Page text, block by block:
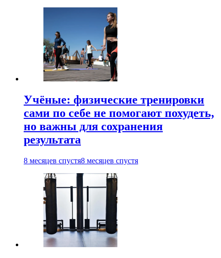
Учёные: физические тренировки
сами по себе не помогают похудеть,
но важны для сохранения
результата
8 месяцев спустя8 месяцев спустя